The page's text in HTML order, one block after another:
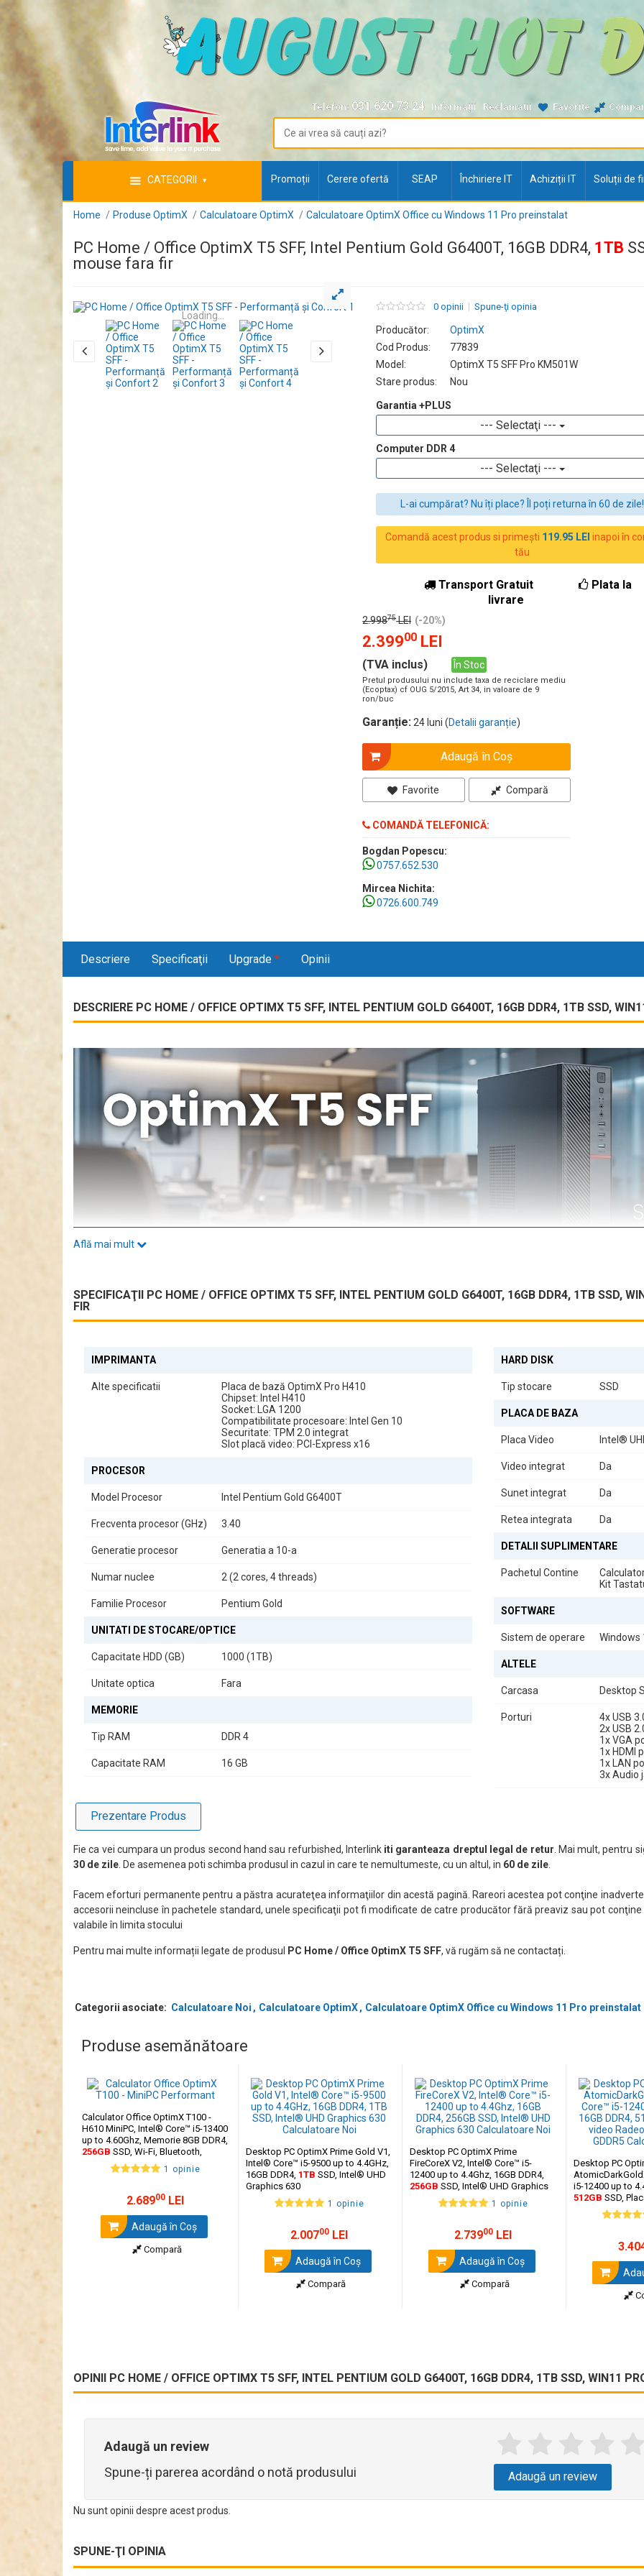
Telefon: 031.620.73.24 Informații Reclamații Favorite
CATEGORII Promoții Cerere ofertă SEAP Închiriere IT Achiziții IT Soluții de
Home Produse OptimX Calculatoare OptimX Calculatoare OptimX Office cu Windows 11 Pro preinstalat
PC Home / Office OptimX T5 SFF, Intel Pentium Gold G6400T, 16GB DDR4, 1TB
mouse fara fir
Loading...
0 opinii Spune-ţi opinia
Producător:
OptimX
Cod Produs:
77839
Model:
OptimX T5 SFF Pro KM501W
Stare produs:
Nou
Garantia +PLUS
--- Selectaţi ---
Computer DDR 4
--- Selectaţi ---
L-ai cumpărat? Nu îți place? Îl poți returna în 60 de zile!
Comandă acest produs si primești 119.95 LEI inapoi în
tău
Transport Gratuit
Plata la
livrare
2.99875LEI (-20%)
2.39900 LEI
(TVA inclus) În Stoc
Pretul produsului nu include taxa de reciclare mediu
(Ecoptax) cf OUG 5/2015, Art 34, in valoare de 9
ron/buc
Garanție: 24 luni (Detalii garanție)
Adaugă în Coş
Favorite Compară
COMANDĂ TELEFONICĂ:
Bogdan Popescu:
0757.652.530
Mircea Nichita:
0726.600.749
Descriere Specificaţii Upgrade * Opinii
DESCRIERE PC HOME / OFFICE OPTIMX T5 SFF, INTEL PENTIUM GOLD G6400T, 16GB DDR4, 1TB SSD,
PC Home / Office OptimX T5 SFF: Spațiu Generos, Performanță Stabilă și Confort Wireless
Design Compact Small Form Factor (SFF)
Carcasa Small Form Factor este concepută pentru a economisi spațiu pe birou, oferind în același timp un aspect modern,
Procesorul Intel Pentium Gold G6400T cu frecvență de 3.40GHz asigură performanță optimizată pentru aplicații office,
Memorie DDR4 pentru Multitasking Fluid
Cei 16GB RAM DDR4 permit rularea simultană a mai multor aplicații fără întreruperi, oferind o experiență fluentă și eficientă în
SSD-ul de 1TB oferă spațiu generos pentru documente, proiecte și fișiere, alături de timpi de pornire foarte rapizi și acces
Sistemul este construit pe placa de bază OptimX H410 , compatibilă cu procesoarele Intel generația a 10-a. Aceasta oferă
Conectivitatea extinsă include porturi USB 2.0, USB 3.0, HDMI, VGA, DisplayPort și RJ-45, asigurând compatibilitate cu o gamă
Kit Tastatură + Mouse Wireless OptimX Pro KM501W
Află mai mult
SPECIFICAŢII PC HOME / OFFICE OPTIMX T5 SFF, INTEL PENTIUM GOLD G6400T, 16GB DDR4, 1TB SSD,
FIR
IMPRIMANTA
Alte specificatii
Placa de bază OptimX Pro H410
Chipset: Intel H410
Socket: LGA 1200
Compatibilitate procesoare: Intel Gen 10
Securitate: TPM 2.0 integrat
Slot placă video: PCI-Express x16
PROCESOR
Model Procesor Intel Pentium Gold G6400T
Frecventa procesor (GHz) 3.40
Generatie procesor Generatia a 10-a
Numar nuclee 2 (2 cores, 4 threads)
Familie Procesor Pentium Gold
UNITATI DE STOCARE/OPTICE
Capacitate HDD (GB) 1000 (1TB)
Unitate optica Fara
MEMORIE
Tip RAM DDR 4
Capacitate RAM 16 GB
HARD DISK
Tip stocare SSD
PLACA DE BAZA
Placa Video Intel®
Video integrat Da
Sunet integrat Da
Retea integrata Da
DETALII SUPLIMENTARE
Pachetul Contine
Kit
SOFTWARE
Sistem de operare Windows
ALTELE
Carcasa Desktop
Porturi
4x USB
2x USB
1x VGA
1x HDMI
1x LAN
3x Audio
Prezentare Produs
Fie ca vei cumpara un produs second hand sau refurbished, Interlink iti garanteaza dreptul legal de retur . Mai mult, pentru
30 de zile . De asemenea poti schimba produsul in cazul in care te nemultumeste, cu un altul, in 60 de zile
Facem eforturi permanente pentru a păstra acurateţea informaţiilor din acestă pagină. Rareori acestea pot conţine
accesorii neincluse în pachetele standard, unele specificaţii pot fi modificate de catre producător fără preaviz sau pot
valabile în limita stocului
Pentru mai multe informații legate de produsul PC Home / Office OptimX T5 SFF, vă rugăm să ne contactați.
Categorii asociate: Calculatoare Noi Calculatoare OptimX Calculatoare OptimX Office cu Windows 11 Pro preinstalat
Produse asemănătoare
Calculator Office OptimX T100 -
H610 MiniPC, Intel® Core™ i5-13400
up to 4.60Ghz, Memorie 8GB DDR4,
256GB SSD, Wi-Fi, Bluetooth,
Windows 11 Pro
1 opinie
2.68900 LEI
Adaugă în Coş
Compară
Desktop PC OptimX Prime Gold V1,
Intel® Core™ i5-9500 up to 4.4GHz,
16GB DDR4, 1TB SSD, Intel® UHD
Graphics 630
1 opinie
2.00700 LEI
Adaugă în Coş
Compară
Desktop PC OptimX Prime
FireCoreX V2, Intel® Core™ i5-
12400 up to 4.4Ghz, 16GB DDR4,
256GB SSD, Intel® UHD Graphics
1 opinie
2.73900 LEI
Adaugă în Coş
Compară
Desktop PC
i5-12400 up to
512GB SSD,
RX 580 8GB
OPINII PC HOME / OFFICE OPTIMX T5 SFF, INTEL PENTIUM GOLD G6400T, 16GB DDR4, 1TB SSD, WIN11
Adaugă un review
Spune-ți parerea acordând o notă produsului
Adaugă un review
Nu sunt opinii despre acest produs.
SPUNE-ŢI OPINIA